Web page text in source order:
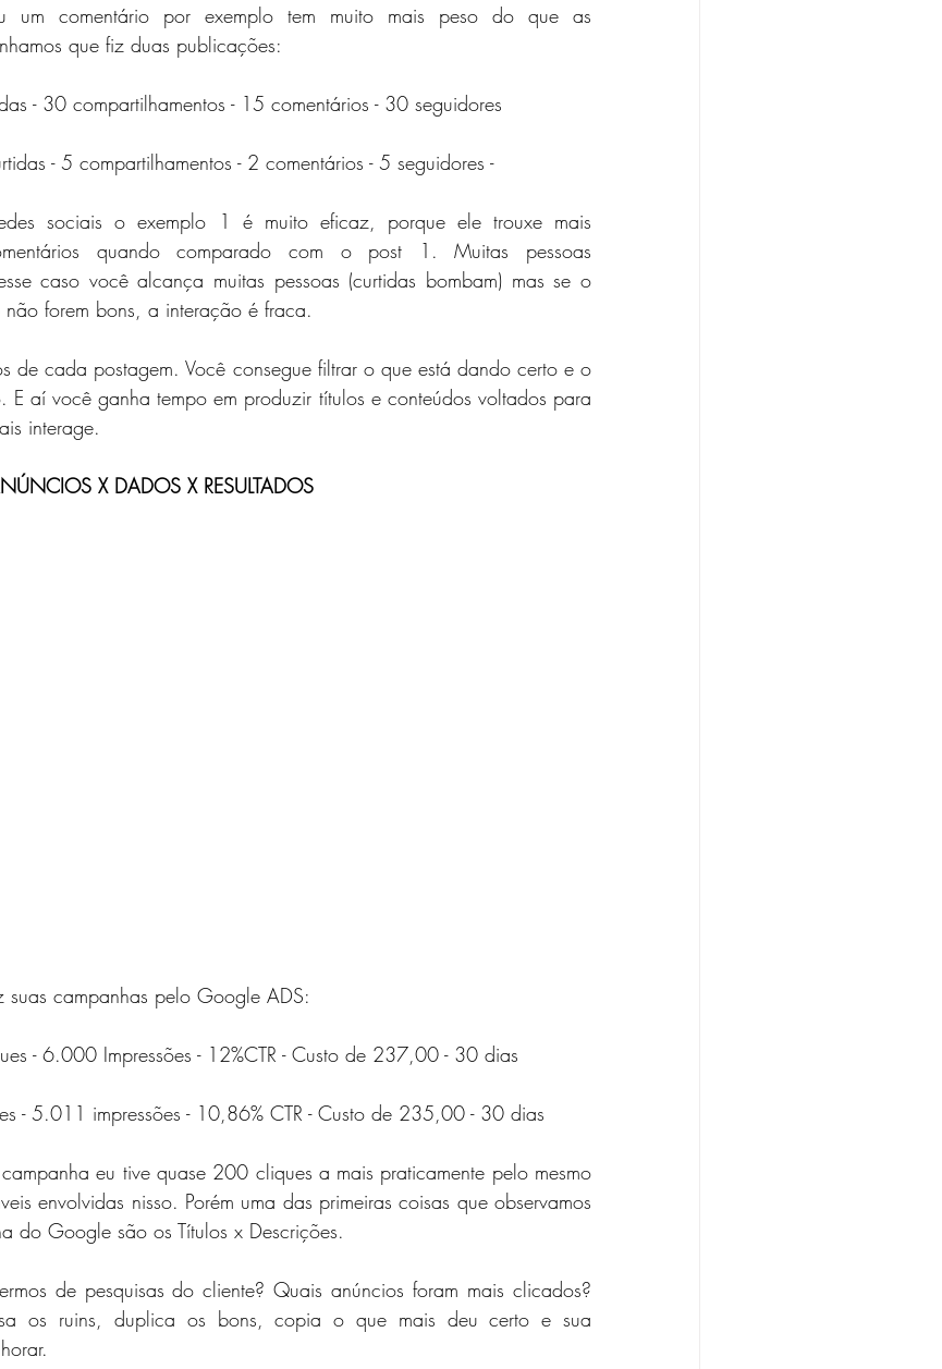
um comentário por exemplo tem muito mais peso do que as
que fiz duas publicações:
- 30 compartilhamentos - 15 comentários - 30 seguidores
- 5 compartilhamentos - 2 comentários - 5 seguidores -
sociais o exemplo 1 é muito eficaz, porque ele trouxe mais
quando comparado com o post 1. Muitas pessoas
caso você alcança muitas pessoas (curtidas bombam) mas se o
forem bons, a interação é fraca.
de cada postagem. Você consegue filtrar o que está dando certo e o
E aí você ganha tempo em produzir títulos e conteúdos voltados para
interage.
X DADOS X RESULTADOS
suas campanhas pelo Google ADS:
- 6.000 Impressões - 12%CTR - Custo de 237,00 - 30 dias
- 5.011 impressões - 10,86% CTR - Custo de 235,00 - 30 dias
eu tive quase 200 cliques a mais praticamente pelo mesmo
envolvidas nisso. Porém uma das primeiras coisas que observamos
do Google são os Títulos x Descrições.
de pesquisas do cliente? Quais anúncios foram mais clicados?
os ruins, duplica os bons, copia o que mais deu certo e sua